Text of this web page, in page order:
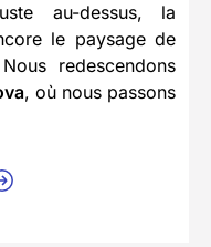
au-dessus, la
le paysage de
redescendons
, où nous passons